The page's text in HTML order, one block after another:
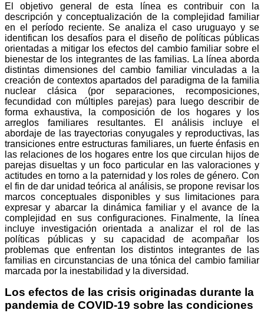
El objetivo general de esta línea es contribuir con la
descripción y conceptualización de la complejidad familiar
en el período reciente. Se analiza el caso uruguayo y se
identifican los desafíos para el diseño de políticas públicas
orientadas a mitigar los efectos del cambio familiar sobre el
bienestar de los integrantes de las familias. La línea aborda
distintas dimensiones del cambio familiar vinculadas a la
creación de contextos apartados del paradigma de la familia
nuclear clásica (por separaciones, recomposiciones,
fecundidad con múltiples parejas) para luego describir de
forma exhaustiva, la composición de los hogares y los
arreglos familiares resultantes. El análisis incluye el
abordaje de las trayectorias conyugales y reproductivas, las
transiciones entre estructuras familiares, un fuerte énfasis en
las relaciones de los hogares entre los que circulan hijos de
parejas disueltas y un foco particular en las valoraciones y
actitudes en torno a la paternidad y los roles de género. Con
el fin de dar unidad teórica al análisis, se propone revisar los
marcos conceptuales disponibles y sus limitaciones para
expresar y abarcar la dinámica familiar y el avance de la
complejidad en sus configuraciones. Finalmente, la línea
incluye investigación orientada a analizar el rol de las
políticas públicas y su capacidad de acompañar los
problemas que enfrentan los distintos integrantes de las
familias en circunstancias de una tónica del cambio familiar
marcada por la inestabilidad y la diversidad.
Los efectos de las crisis originadas durante la
pandemia de COVID-19 sobre las condiciones